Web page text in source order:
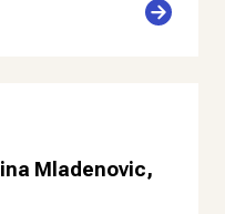
Mladenovic,